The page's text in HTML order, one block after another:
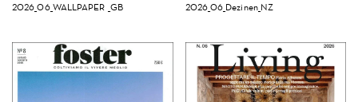
2026_06_WALLPAPER _GB 2026_06_Dezinen_NZ